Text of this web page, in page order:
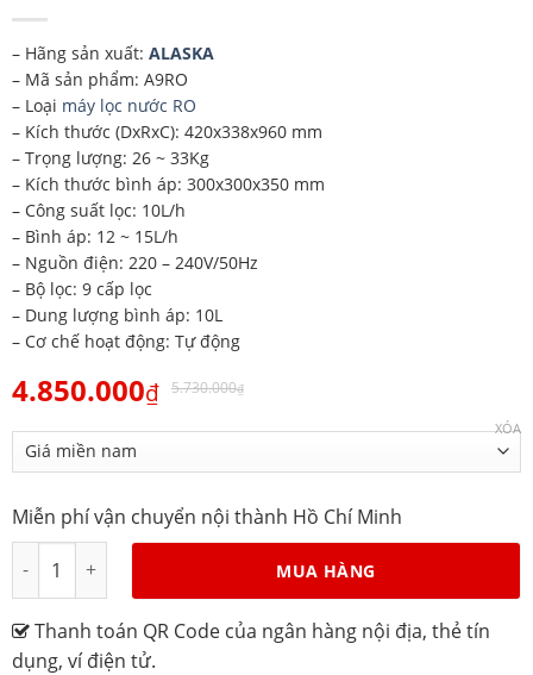
– Hãng sản xuất: ALASKA
– Mã sản phẩm: A9RO
– Loại máylọc nước RO
– Kích thước (DxRxC): 420x338x960 mm
– Trọng lượng: 26 ~ 33Kg
– Kích thước bình áp: 300x300x350 mm
– Công suất lọc: 10L/h
– Bình áp: 12 ~ 15L/h
– Nguồn điện: 220 – 240V/50Hz
– Bộ lọc: 9 cấp lọc
– Dung lượng bình áp: 10L
– Cơ chế hoạt động: Tự động
4.850.000₫ 5.730.000₫
XÓA
Miễn phí vận chuyển nội thành Hồ Chí Minh
MUA HÀNG
Thanh toán QR Code của ngân hàng nội địa, thẻ tín
dụng, ví điện tử.